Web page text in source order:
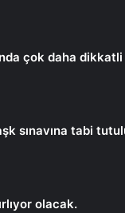
çok daha dikkatli
sınavına tabi
olacak.